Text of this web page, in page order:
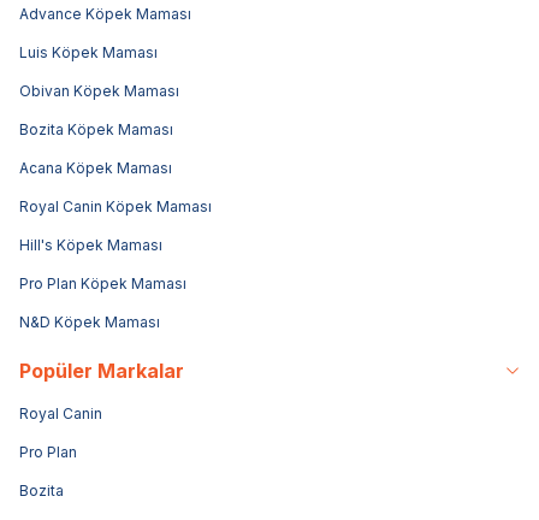
Advance Köpek Maması
Luis Köpek Maması
Obivan Köpek Maması
Bozita Köpek Maması
Acana Köpek Maması
Royal Canin Köpek Maması
Hill's Köpek Maması
Pro Plan Köpek Maması
N&D Köpek Maması
Popüler Markalar
Royal Canin
Pro Plan
Bozita